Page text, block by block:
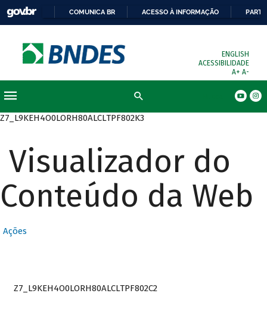
COMUNICA BR ACESSO À INFORMAÇÃO
ENGLISH
ACESSIBILIDADE
A+ A-
Z7_L9KEH4O0LORH80ALCLTPF802K3
Visualizador do
Conteúdo da Web
Ações
Z7_L9KEH4O0LORH80ALCLTPF802C2